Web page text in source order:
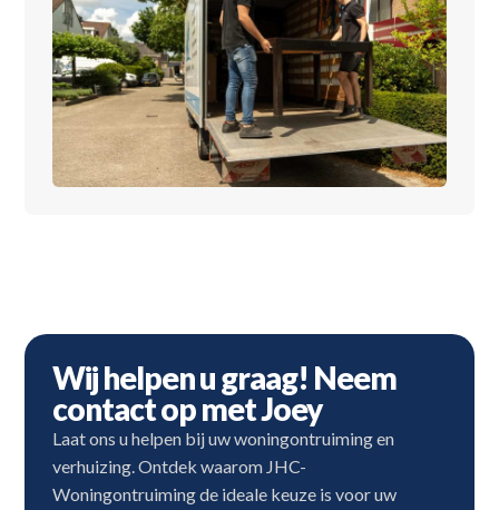
Wij helpen u graag! Neem
contact op met Joey
Laat ons u helpen bij uw woningontruiming en
verhuizing. Ontdek waarom JHC-
Woningontruiming de ideale keuze is voor uw